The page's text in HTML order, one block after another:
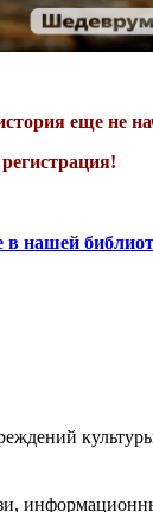
еще не
нашей